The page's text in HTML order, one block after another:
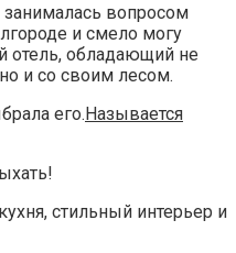
занималась вопросом
и смело могу
отель, обладающий не
и со своим лесом.
его.Называется
стильный интерьер и